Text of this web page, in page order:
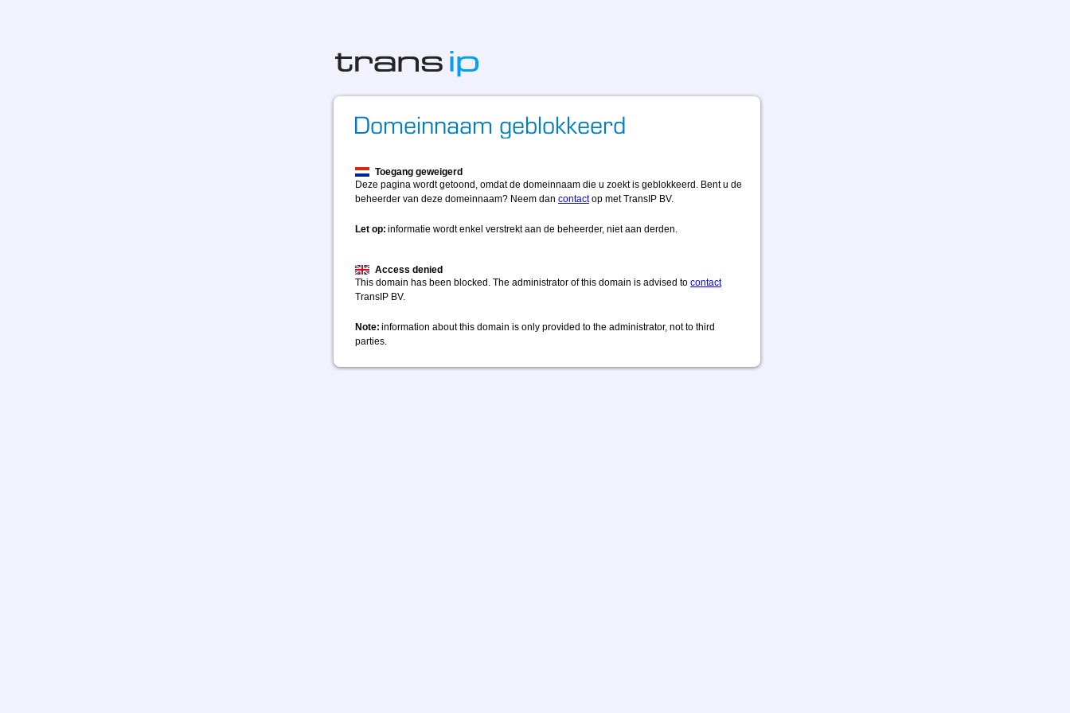
Toegang geweigerd
Deze pagina wordt getoond, omdat de domeinnaam die u zoekt is geblokkeerd. Bent u de
beheerder van deze domeinnaam? Neem dan contactop met TransIP BV.
Let op: informatie wordt enkel verstrekt aan de beheerder, niet aan derden.
Access denied
This domain has been blocked. The administrator of this domain is advised to contact
TransIP BV.
Note: information about this domain is only provided to the administrator, not to third
parties.